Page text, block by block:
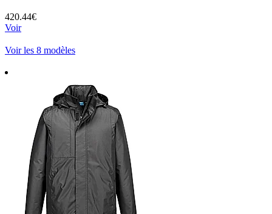
420.44€
Voir
Voir les 8 modèles